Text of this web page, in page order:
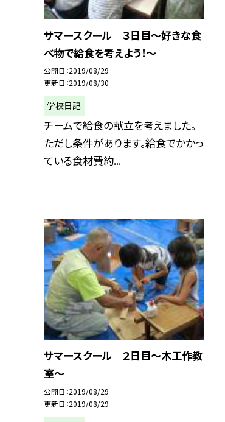
サマースクール ３日目〜好きな食
べ物で給食を考えよう！〜
公開日 2019/08/29
更新日 2019/08/30
学校日記
チームで給食の献立を考えました。
ただし条件があります。給食でかかっ
ている食材費約...
サマースクール ２日目〜木工作教
室〜
公開日 2019/08/29
更新日 2019/08/29